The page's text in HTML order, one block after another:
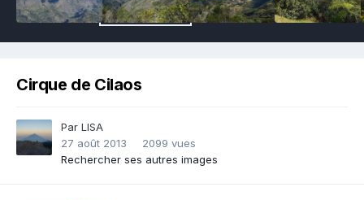
Cirque de Cilaos
Par LISA
27 août 2013
2099 vues
Rechercher ses autres images